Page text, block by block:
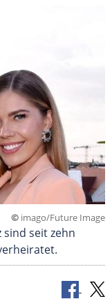
© imago/Future Image
seit zehn